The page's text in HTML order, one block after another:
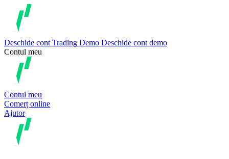
Deschide cont Trading Demo Deschide cont demo
Contul meu
Contul meu
Comerț online
Ajutor